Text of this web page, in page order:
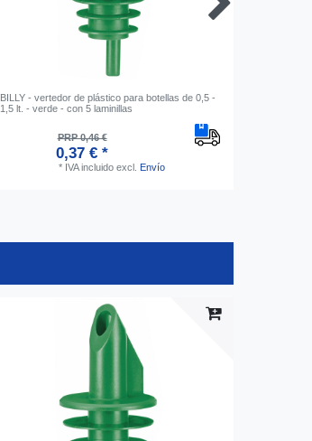
BILLY - vertedor de plástico para botellas de 0,5 -
1,5 lt. - verde - con 5 laminillas
PRP 0,46 €
0,37 € *
* IVA incluido excl. Envío